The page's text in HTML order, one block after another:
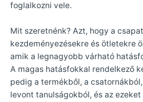
foglalkozni vele.
Mit szeretnénk? Azt, hogy a
kezdeményezésekre és ötletekre
amik a legnagyobb várható
A magas hatásfokkal rendelkező
pedig a termékből, a
levont tanulságokból, és az